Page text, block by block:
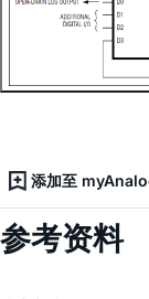
添加至
参考资料